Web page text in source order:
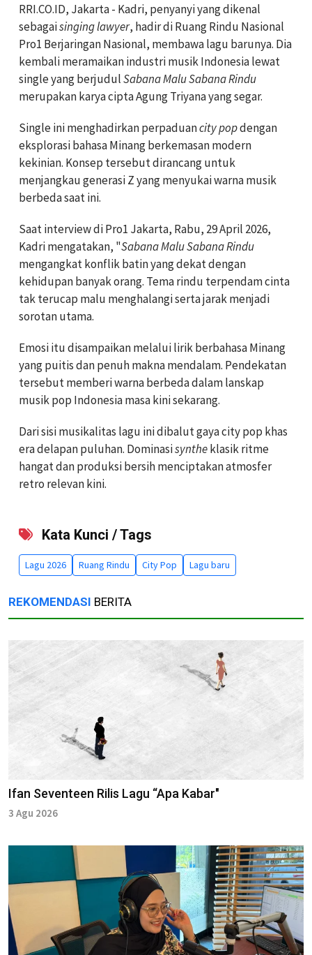
RRI.CO.ID, Jakarta - Kadri, penyanyi yang dikenal
sebagaisinging lawyer, hadir di Ruang Rindu Nasional
Pro1 Berjaringan Nasional, membawa lagu barunya. Dia
kembali meramaikan industri musik Indonesia lewat
single yang berjudulSabana Malu Sabana Rindu
merupakan karya cipta Agung Triyana yang segar.
Single ini menghadirkan perpaduancity popdengan
eksplorasi bahasa Minang berkemasan modern
kekinian. Konsep tersebut dirancang untuk
menjangkau generasi Z yang menyukai warna musik
berbeda saat ini.
Saat interview di Pro1 Jakarta, Rabu, 29 April 2026,
Kadri mengatakan, "Sabana Malu Sabana Rindu
mengangkat konflik batin yang dekat dengan
kehidupan banyak orang. Tema rindu terpendam cinta
tak terucap malu menghalangi serta jarak menjadi
sorotan utama.
Emosi itu disampaikan melalui lirik berbahasa Minang
yang puitis dan penuh makna mendalam. Pendekatan
tersebut memberi warna berbeda dalam lanskap
musik pop Indonesia masa kini sekarang.
Dari sisi musikalitas lagu ini dibalut gaya city pop khas
era delapan puluhan. Dominasisyntheklasik ritme
hangat dan produksi bersih menciptakan atmosfer
retro relevan kini.
Kata Kunci / Tags
Lagu 2026 Ruang Rindu City Pop Lagu baru
REKOMENDASI BERITA
Ifan Seventeen Rilis Lagu “Apa Kabar"
3 Agu 2026